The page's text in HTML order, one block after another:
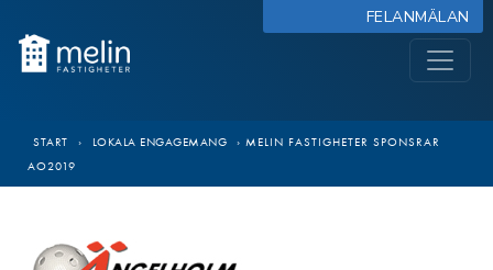
FELANMÄLAN
START › LOKALA ENGAGEMANG › MELIN FASTIGHETER SPONSRAR
AO2019